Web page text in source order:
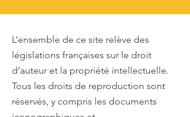
L’ensemble de ce site relève des
législations françaises sur le droit
d’auteur et la propriété intellectuelle.
Tous les droits de reproduction sont
réservés, y compris les documents